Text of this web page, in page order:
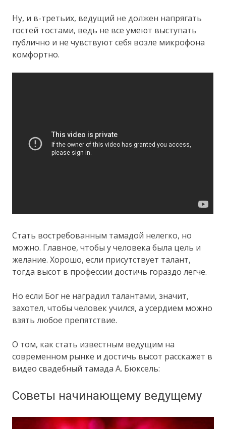
Ну, и в-третьих, ведущий не должен напрягать
гостей тостами, ведь не все умеют выступать
публично и не чувствуют себя возле микрофона
комфортно.
Стать востребованным тамадой нелегко, но
можно. Главное, чтобы у человека была цель и
желание. Хорошо, если присутствует талант,
тогда высот в профессии достичь гораздо легче.
Но если Бог не наградил талантами, значит,
захотел, чтобы человек учился, а усердием можно
взять любое препятствие.
О том, как стать известным ведущим на
современном рынке и достичь высот расскажет в
видео свадебный тамада А. Бюксель:
Советы начинающему ведущему